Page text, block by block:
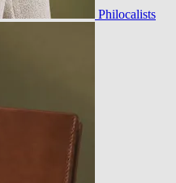
Philocalists